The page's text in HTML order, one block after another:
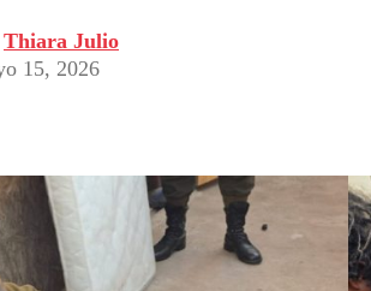
Thiara Julio
15, 2026